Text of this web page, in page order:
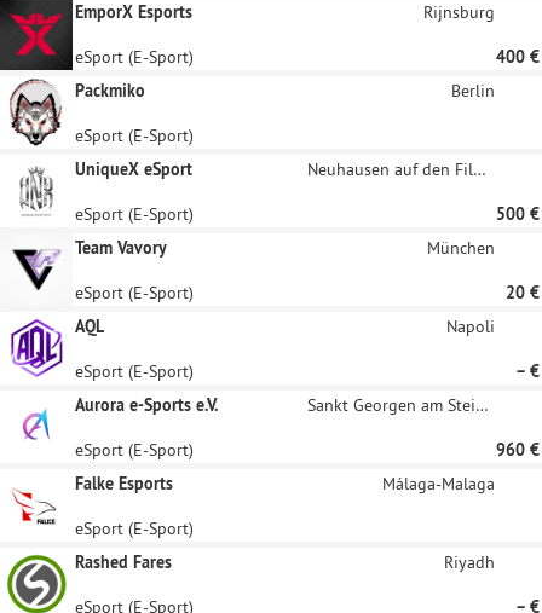
EmporX Esports
Rijnsburg
eSport (E-Sport)
400 €
Packmiko
Berlin
eSport (E-Sport)
UniqueX eSport
Neuhausen auf den Fildern
eSport (E-Sport)
500 €
Team Vavory
München
eSport (E-Sport)
20 €
AQL
Napoli
eSport (E-Sport)
– €
Aurora e-Sports e.V.
Sankt Georgen am Steinfelde
eSport (E-Sport)
960 €
Falke Esports
Málaga-Malaga
eSport (E-Sport)
Rashed Fares
Riyadh
eSport (E-Sport) – €